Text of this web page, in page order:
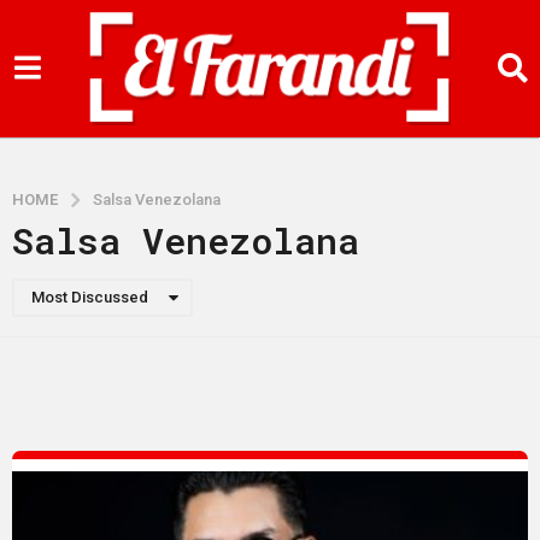
HOME Salsa Venezolana
Salsa Venezolana
Most Discussed